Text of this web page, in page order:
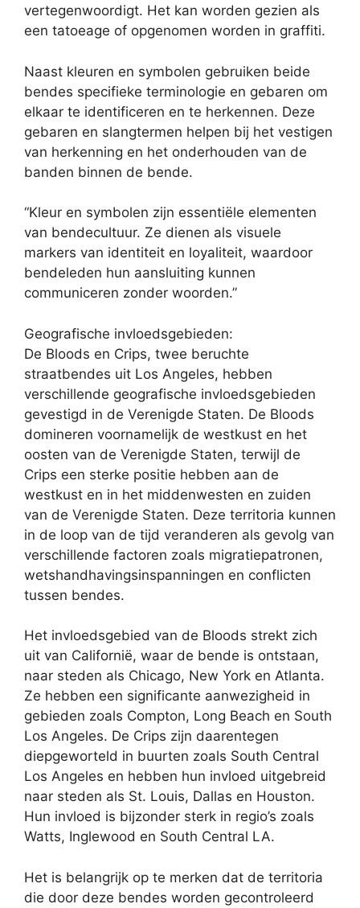
vertegenwoordigt. Het kan worden gezien als
een tatoeage of opgenomen worden in graffiti.
Naast kleuren en symbolen gebruiken beide
bendes specifieke terminologie en gebaren om
elkaar te identificeren en te herkennen. Deze
gebaren en slangtermen helpen bij het vestigen
van herkenning en het onderhouden van de
banden binnen de bende.
“Kleur en symbolen zijn essentiële elementen
van bendecultuur. Ze dienen als visuele
markers van identiteit en loyaliteit, waardoor
bendeleden hun aansluiting kunnen
communiceren zonder woorden.”
Geografische invloedsgebieden:
De Bloods en Crips, twee beruchte
straatbendes uit Los Angeles, hebben
verschillende geografische invloedsgebieden
gevestigd in de Verenigde Staten. De Bloods
domineren voornamelijk de westkust en het
oosten van de Verenigde Staten, terwijl de
Crips een sterke positie hebben aan de
westkust en in het middenwesten en zuiden
van de Verenigde Staten. Deze territoria kunnen
in de loop van de tijd veranderen als gevolg van
verschillende factoren zoals migratiepatronen,
wetshandhavingsinspanningen en conflicten
tussen bendes.
Het invloedsgebied van de Bloods strekt zich
uit van Californië, waar de bende is ontstaan,
naar steden als Chicago, New York en Atlanta.
Ze hebben een significante aanwezigheid in
gebieden zoals Compton, Long Beach en South
Los Angeles. De Crips zijn daarentegen
diepgeworteld in buurten zoals South Central
Los Angeles en hebben hun invloed uitgebreid
naar steden als St. Louis, Dallas en Houston.
Hun invloed is bijzonder sterk in regio’s zoals
Watts, Inglewood en South Central LA.
Het is belangrijk op te merken dat de territoria
die door deze bendes worden gecontroleerd